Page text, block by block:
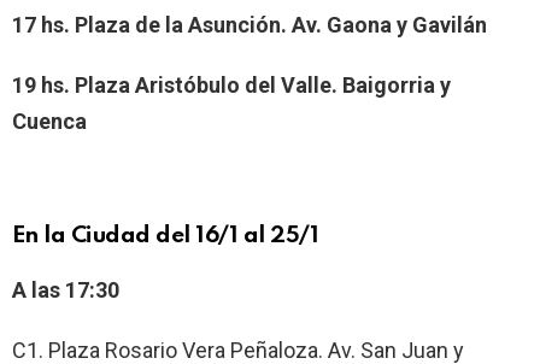
17 hs. Plaza de la Asunción. Av. Gaona y Gavilán
19 hs. Plaza Aristóbulo del Valle. Baigorria y
Cuenca
En la Ciudad del 16/1 al 25/1
A las 17:30
C1. Plaza Rosario Vera Peñaloza. Av. San Juan y